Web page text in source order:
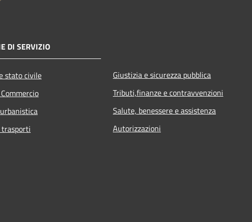
DI SERVIZIO
stato civile
Giustizia e sicurezza pubblica
Tributi,finanze e contravvenzioni
Salute, benessere e assistenza
Autorizzazioni